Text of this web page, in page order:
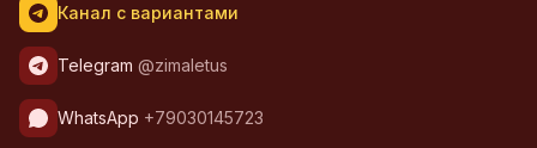
Канал с вариантами
Telegram @zimaletus
WhatsApp +79030145723